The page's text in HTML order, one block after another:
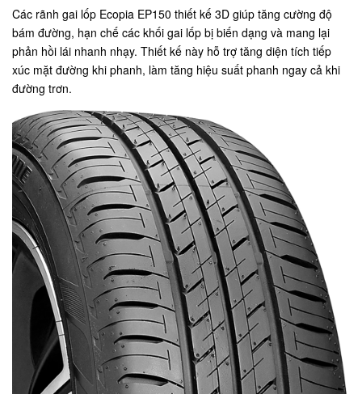
Các rãnh gai lốp Ecopia EP150 thiết kế 3D giúp tăng cường độ
bám đường, hạn chế các khối gai lốp bị biến dạng và mang lại
phản hồi lái nhanh nhạy. Thiết kế này hỗ trợ tăng diện tích tiếp
xúc mặt đường khi phanh, làm tăng hiệu suất phanh ngay cả khi
đường trơn.